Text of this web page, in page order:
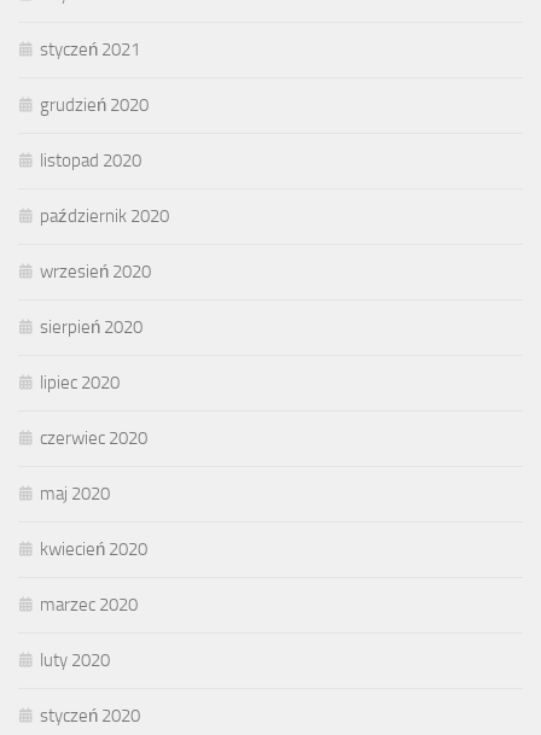
styczeń 2021
grudzień 2020
listopad 2020
październik 2020
wrzesień 2020
sierpień 2020
lipiec 2020
czerwiec 2020
maj 2020
kwiecień 2020
marzec 2020
luty 2020
styczeń 2020